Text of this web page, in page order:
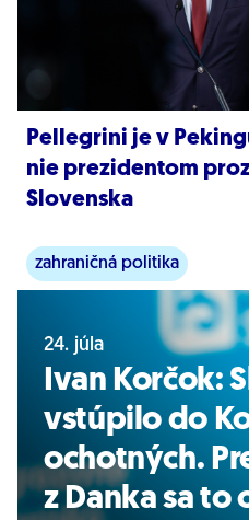
Pellegrini je v
nie prezidentom
Slovenska
zahraničná politika
24. júla
Ivan Korčok:
vstúpilo do
ochotných.
z Danka sa to